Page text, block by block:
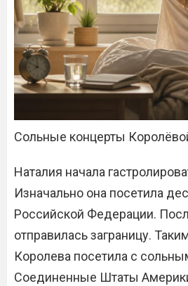
Сольные концерты
Наталия начала
Изначально она посетила
Российской Федерации.
отправилась заграницу.
Королева посетила с
Соединенные Штаты